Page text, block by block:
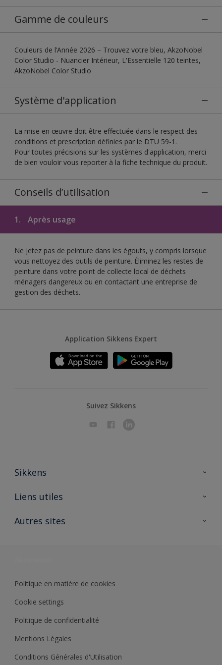
Gamme de couleurs
Couleurs de l’Année 2026 – Trouvez votre bleu, AkzoNobel
Color Studio - Nuancier Intérieur, L'Essentielle 120 teintes,
AkzoNobel Color Studio
Système d'application
La mise en œuvre doit être effectuée dans le respect des
conditions et prescription définies par le DTU 59-1.
Pour toutes précisions sur les systèmes d'application, merci
de bien vouloir vous reporter à la fiche technique du produit.
Conseils d’utilisation
1. Après usage
Ne jetez pas de peinture dans les égouts, y compris lorsque
vous nettoyez des outils de peinture. Éliminez les restes de
peinture dans votre point de collecte local de déchets
ménagers dangereux ou en contactant une entreprise de
gestion des déchets.
Application Sikkens Expert
Suivez Sikkens
Sikkens
A propos de Sikkens
Liens utiles
Ouvrir un magasin PASS
Autres sites
Politique en matière de cookies
Cookie settings
Politique de confidentialité
Mentions Légales
Conditions Générales d'Utilisation